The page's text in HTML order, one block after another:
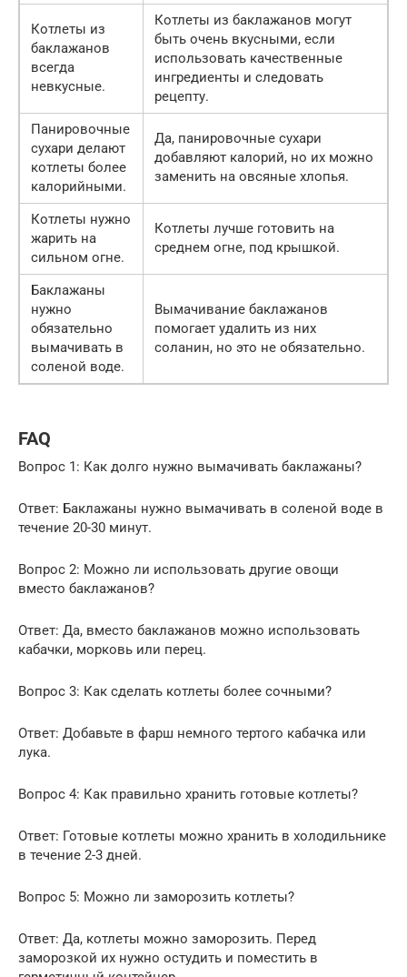
Котлеты из
баклажанов
всегда
невкусные.
Котлеты из баклажанов могут
быть очень вкусными, если
использовать качественные
ингредиенты и следовать
рецепту.
Панировочные
сухари делают
котлеты более
калорийными.
Да, панировочные сухари
добавляют калорий, но их можно
заменить на овсяные хлопья.
Котлеты нужно
жарить на
сильном огне.
Котлеты лучше готовить на
среднем огне, под крышкой.
Баклажаны
нужно
обязательно
вымачивать в
соленой воде.
Вымачивание баклажанов
помогает удалить из них
соланин, но это не обязательно.
FAQ
Вопрос 1: Как долго нужно вымачивать баклажаны?
Ответ: Баклажаны нужно вымачивать в соленой воде в
течение 20-30 минут.
Вопрос 2: Можно ли использовать другие овощи
вместо баклажанов?
Ответ: Да, вместо баклажанов можно использовать
кабачки, морковь или перец.
Вопрос 3: Как сделать котлеты более сочными?
Ответ: Добавьте в фарш немного тертого кабачка или
лука.
Вопрос 4: Как правильно хранить готовые котлеты?
Ответ: Готовые котлеты можно хранить в холодильнике
в течение 2-3 дней.
Вопрос 5: Можно ли заморозить котлеты?
Ответ: Да, котлеты можно заморозить. Перед
заморозкой их нужно остудить и поместить в